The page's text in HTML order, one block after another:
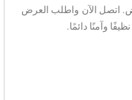
اتصل الآن واطلب العرض
وآمنًا دائمًا.